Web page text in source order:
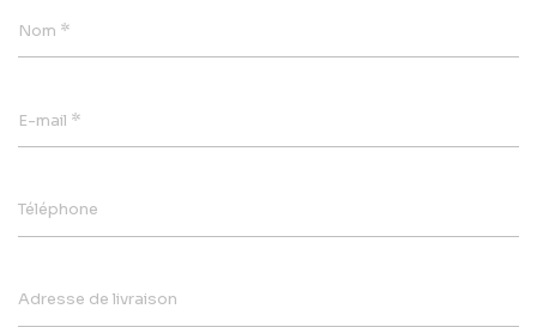
Nom *
E-mail *
Téléphone
Adresse de livraison